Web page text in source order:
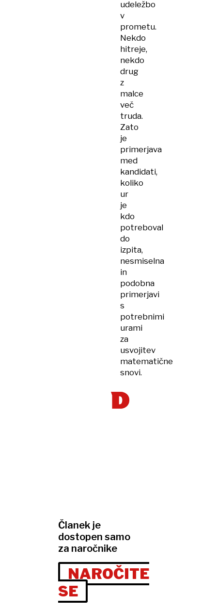
udeležbo
v
prometu.
Nekdo
hitreje,
nekdo
drug
z
malce
več
truda.
Zato
je
primerjava
med
kandidati,
koliko
ur
je
kdo
potreboval
do
izpita,
nesmiselna
in
podobna
primerjavi
s
potrebnimi
urami
za
usvojitev
matematične
snovi.
Članek je
dostopen samo
za naročnike
NAROČITE
SE